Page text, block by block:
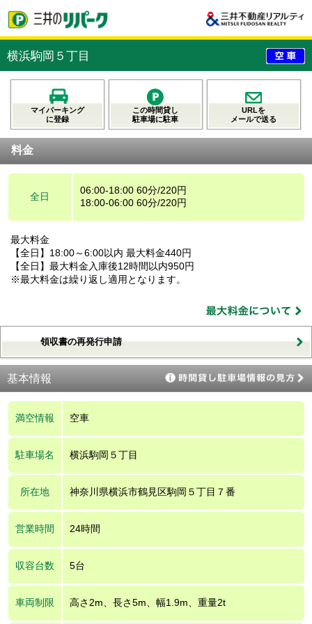
横浜駒岡５丁目
マイパーキング
に登録
この時間貸し
駐車場に駐車
URLを
メールで送る
料金
全日
06:00-18:00 60分/220円
18:00-06:00 60分/220円
最大料金
【全日】18:00～6:00以内 最大料金440円
【全日】最大料金入庫後12時間以内950円
※最大料金は繰り返し適用となります。
領収書の再発行申請
基本情報
満空情報 空車
駐車場名 横浜駒岡５丁目
所在地 神奈川県横浜市鶴見区駒岡５丁目７番
営業時間 24時間
収容台数 5台
車両制限 高さ2m、長さ5m、幅1.9m、重量2t